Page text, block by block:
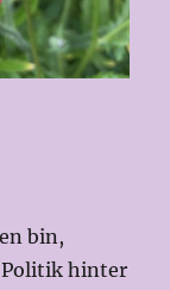
bin,
Politik hinter